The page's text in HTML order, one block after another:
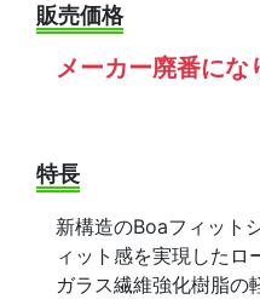
販売価格
メーカー廃番にな
特長
新構造のBoaフィット
ィット感を実現したロ
ガラス繊維強化樹脂の